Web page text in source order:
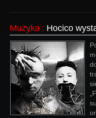
Muzyka : Hocico